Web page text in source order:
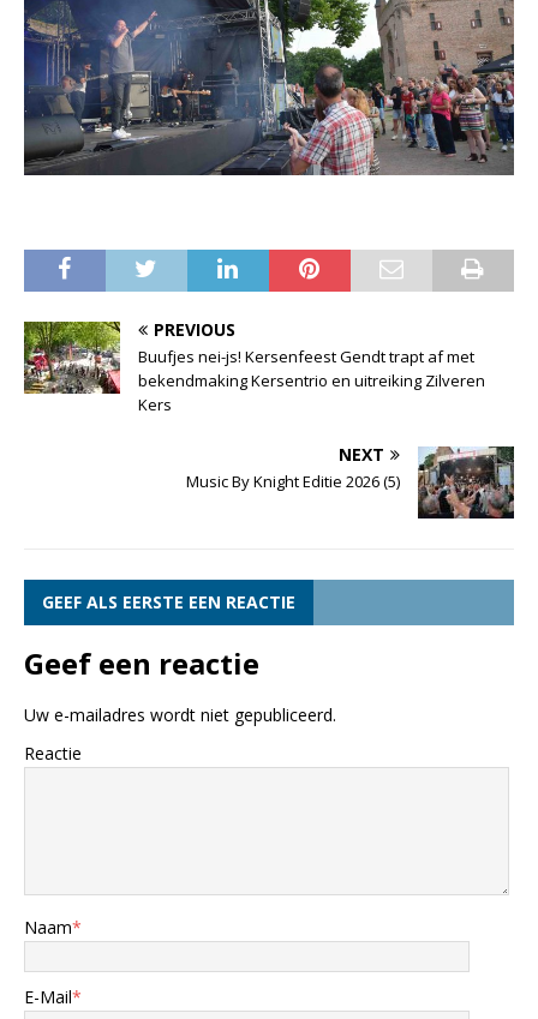
PREVIOUS
Buufjes nei-js! Kersenfeest Gendt trapt af met
bekendmaking Kersentrio en uitreiking Zilveren
Kers
NEXT
Music By Knight Editie 2026 (5)
GEEF ALS EERSTE EEN REACTIE
Geef een reactie
Uw e-mailadres wordt niet gepubliceerd.
Reactie
Naam*
E-Mail*